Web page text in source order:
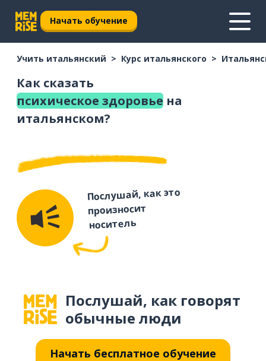
Начать обучение
Учить итальянский Курс итальянского
Как сказать
психическое здоровье на
итальянском?
Послушай, как это
произносит
носитель
Послушай, как говорят
обычные люди
Начать бесплатное обучение